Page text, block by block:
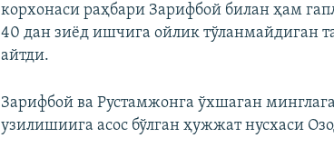
корхонаси раҳбари Зарифбой билан ҳам
40 дан зиëд ишчига ойлик тўланмайдиган
айтди.
Зарифбой ва Рустамжонга ўхшаган
узилишиига асос бўлган ҳужжат нусхаси